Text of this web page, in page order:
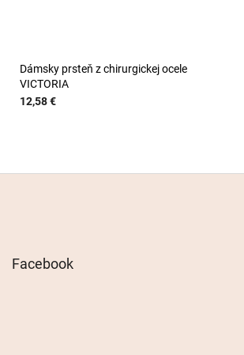
Dámsky prsteň z chirurgickej ocele
VICTORIA
12,58 €
Facebook